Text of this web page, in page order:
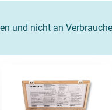
und nicht an